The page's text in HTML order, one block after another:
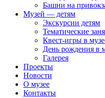
Башни на
Музей — детям
Экскурсии детям
Тематические
Квест-игры в
День рождения в
Галерея
Проекты
Новости
О музее
Контакты